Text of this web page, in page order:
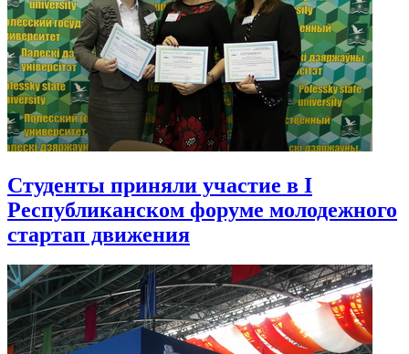
Студенты приняли участие в I
Республиканском форуме молодежного
стартап движения